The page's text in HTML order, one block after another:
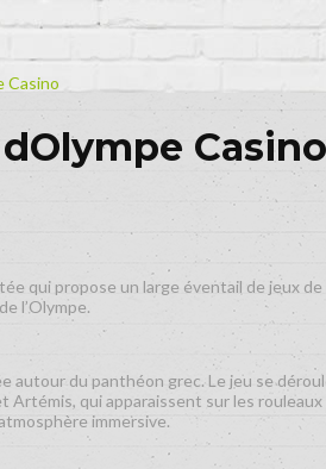
Casino
Casino
qui propose un large éventail de jeux
l’Olympe.
autour du panthéon grec. Le jeu se
qui apparaissent sur les
immersive.